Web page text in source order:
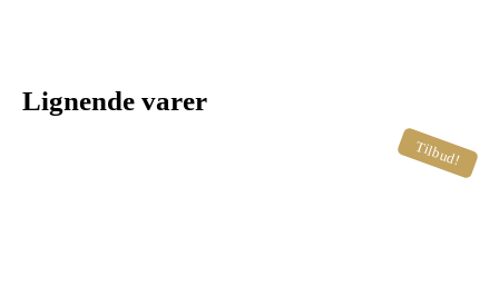
Lignende varer
Tilbud!